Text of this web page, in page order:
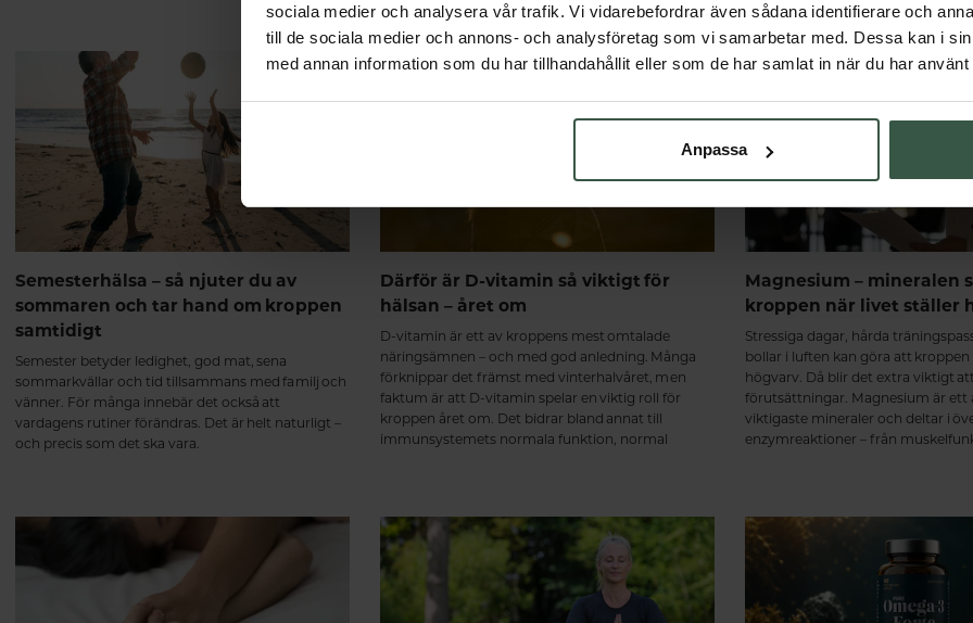
sociala medier och analysera vår trafik. Vi vidarebefordrar även sådana identifierare och
till de sociala medier och annons- och analysföretag som vi samarbetar med. Dessa kan i
med annan information som du har tillhandahållit eller som de har samlat in när du har
Anpassa
Semesterhälsa – så njuter du av
sommaren och tar hand om kroppen
samtidigt
Semester betyder ledighet, god mat, sena
sommarkvällar och tid tillsammans med familj och
vänner. För många innebär det också att
vardagens rutiner förändras. Det är helt naturligt –
och precis som det ska vara.
Därför är D-vitamin så viktigt för
hälsan – året om
D-vitamin är ett av kroppens mest omtalade
näringsämnen – och med god anledning. Många
förknippar det främst med vinterhalvåret, men
faktum är att D-vitamin spelar en viktig roll för
kroppen året om. Det bidrar bland annat till
immunsystemets normala funktion, normal
Magnesium – mineralen
kroppen när livet ställer
Stressiga dagar, hårda
bollar i luften kan göra att kroppen
högvarv. Då blir det extra viktigt
förutsättningar. Magnesium är ett
viktigaste mineraler och deltar i
enzymreaktioner – från